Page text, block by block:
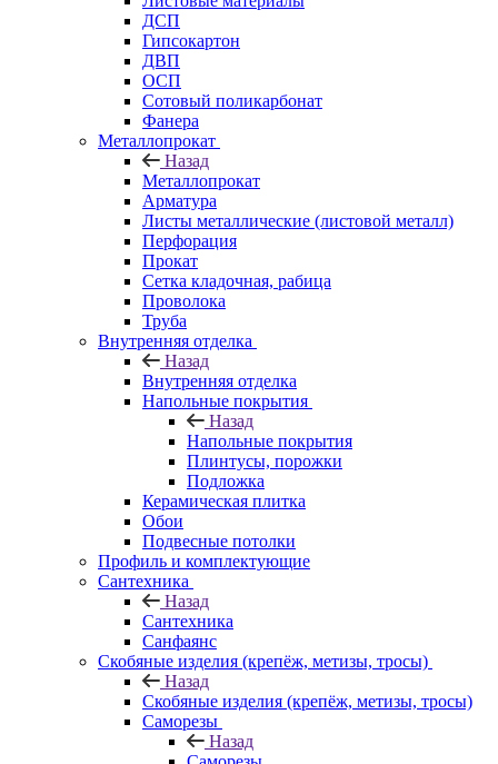
ДСП
Гипсокартон
ДВП
ОСП
Сотовый поликарбонат
Фанера
Металлопрокат
Назад
Металлопрокат
Арматура
Листы металлические (листовой металл)
Перфорация
Прокат
Сетка кладочная, рабица
Проволока
Труба
Внутренняя отделка
Назад
Внутренняя отделка
Напольные покрытия
Назад
Напольные покрытия
Плинтусы, порожки
Подложка
Керамическая плитка
Обои
Подвесные потолки
Профиль и комплектующие
Сантехника
Назад
Сантехника
Санфаянс
Скобяные изделия (крепёж, метизы, тросы)
Назад
Скобяные изделия (крепёж, метизы, тросы)
Саморезы
Назад